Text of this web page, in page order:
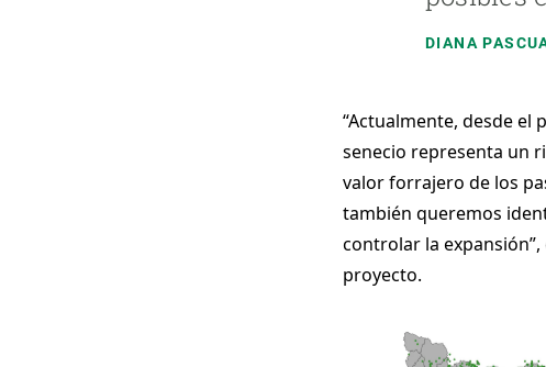
DIANA
“Actualmente, desde el
senecio representa un
valor forrajero de los
también queremos
controlar la expansión”,
proyecto.